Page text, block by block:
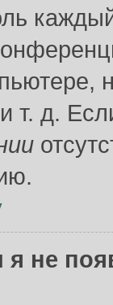
т. д.
я не